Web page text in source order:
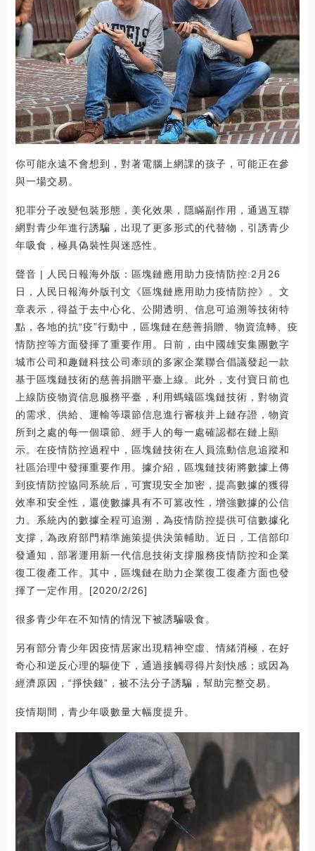
你可能永遠不會想到，對著電腦上網課的孩子，可能正在參
與一場交易。
犯罪分子改變包裝形態，美化效果，隱瞞副作用，通過互聯
網對青少年進行誘騙，出現了更多形式的代替物，引誘青少
年吸食，極具偽裝性與迷惑性。
聲音 | 人民日報海外版：區塊鏈應用助力疫情防控:2月26
日，人民日報海外版刊文《區塊鏈應用助力疫情防控》。文
章表示，得益于去中心化、公開透明、信息可追溯等技術特
點，各地的抗“疫”行動中，區塊鏈在慈善捐贈、物資流轉、疫
情防控等方面發揮了重要作用。日前，由中國雄安集團數字
城市公司和趣鏈科技公司牽頭的多家企業聯合倡議發起一款
基于區塊鏈技術的慈善捐贈平臺上線。此外，支付寶日前也
上線防疫物資信息服務平臺，利用螞蟻區塊鏈技術，對物資
的需求、供給、運輸等環節信息進行審核并上鏈存證，物資
所到之處的每一個環節、經手人的每一處確認都在鏈上顯
示。在疫情防控過程中，區塊鏈技術在人員流動信息追蹤和
社區治理中發揮重要作用。據介紹，區塊鏈技術將數據上傳
到疫情防控協同系統后，可實現安全加密，提高數據的獲得
效率和安全性，還使數據具有不可篡改性，增強數據的公信
力。系統內的數據全程可追溯，為疫情防控提供可信數據化
支撐，為政府部門精準施策提供決策輔助。近日，工信部印
發通知，部署運用新一代信息技術支撐服務疫情防控和企業
復工復產工作。其中，區塊鏈在助力企業復工復產方面也發
揮了一定作用。[2020/2/26]
很多青少年在不知情的情況下被誘騙吸食。
另有部分青少年因疫情居家出現精神空虛、情緒消極，在好
奇心和逆反心理的驅使下，通過接觸尋得片刻快感；或因為
經濟原因，“掙快錢”，被不法分子誘騙，幫助完整交易。
疫情期間，青少年吸數量大幅度提升。